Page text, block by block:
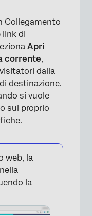
Collegamento
link di
Apri
corrente,
dalla
destinazione.
si vuole
sul proprio
web, la
la